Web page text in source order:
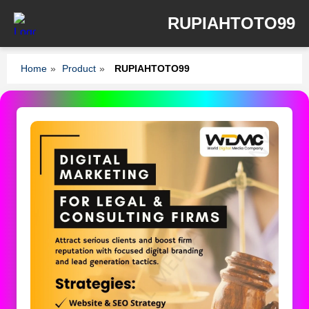
RUPIAHTOTO99
Home » Product » RUPIAHTOTO99